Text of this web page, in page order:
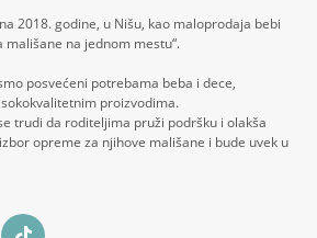
2018. godine, u Nišu, kao maloprodaja bebi
na jednom mestu“.
posvećeni potrebama beba i dece,
proizvodima.
trudi da roditeljima pruži podršku i olakša
opreme za njihove mališane i bude uvek u